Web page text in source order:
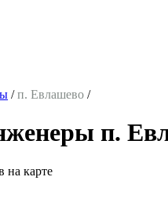
/п. Евлашево /
п.